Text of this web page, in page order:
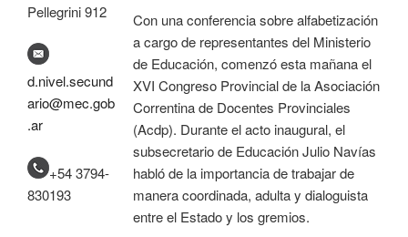
Con una conferencia sobre alfabetización
a cargo de representantes del Ministerio
de Educación, comenzó esta mañana el
XVI Congreso Provincial de la Asociación
Correntina de Docentes Provinciales
(Acdp). Durante el acto inaugural, el
subsecretario de Educación Julio Navías
habló de la importancia de trabajar de
manera coordinada, adulta y dialoguista
entre el Estado y los gremios.
Pellegrini 912
d.nivel.secund
ario@mec.gob
.ar
+54 3794-
830193